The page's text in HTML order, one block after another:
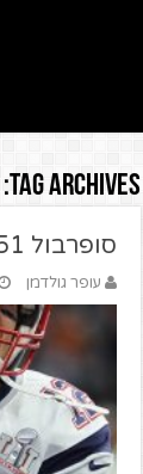
Tag Archives:
סופרבול 51 -בלוג חי
עופר גולדמן